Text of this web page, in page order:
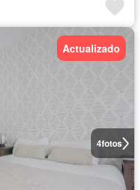
4fotos
Actualizado